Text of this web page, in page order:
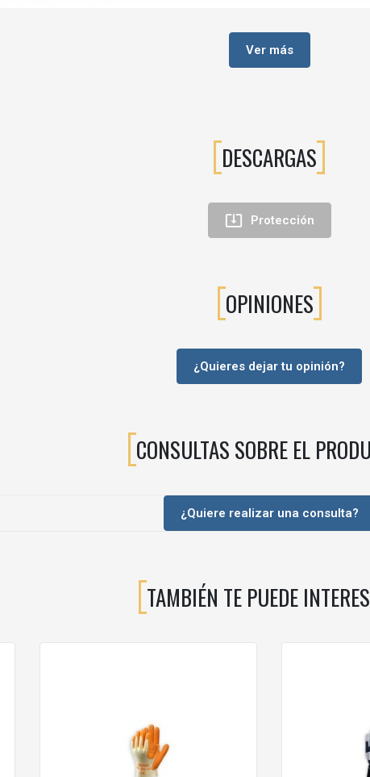
DE SERRAJE PARA TRABAJOS MECÁNICOS?
utilizados por su resistencia al roce y a las condiciones
recomendado este guante?
medida habitual para usuarios que requieren un ajuste cómodo y seguro.
Ver más
DESCARGAS
 Protección
OPINIONES
¿Quieres dejar tu opinión?
CONSULTAS SOBRE EL
¿Quiere realizar una consulta?
TAMBIÉN TE PUEDE